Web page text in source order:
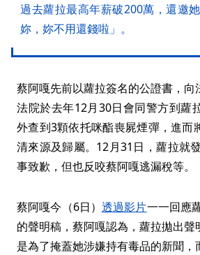
過去蘿拉最高年薪破200萬，還邀
妳，妳不用還錢啦」。
蔡阿嘎先前以蘿拉簽名的公證書，向
法院於去年12月30日會同警方到蘿
外查到3顆依托咪酯喪屍煙彈，進而
清來源及歸屬。12月31日，蘿拉就
事致歉，但也反咬蔡阿嘎逃漏稅等。
蔡阿嘎今（6日） 透過影片一一回應
的聲明稿，蔡阿嘎認為，蘿拉拋出
是為了掩蓋她涉嫌持有毒品的新聞，